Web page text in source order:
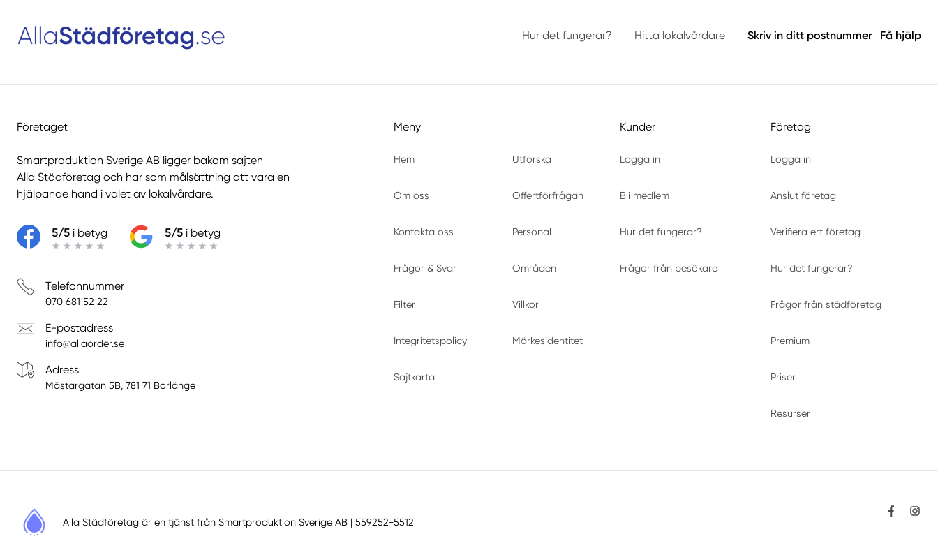
Hur det fungerar? Hitta lokalvårdare Skriv in ditt postnummer Få hjälp
Företaget
Smartproduktion Sverige AB ligger bakom sajten
Alla Städföretag och har som målsättning att vara en
hjälpande hand i valet av lokalvårdare.
5/5 i betyg 5/5 i betyg
Telefonnummer
070 681 52 22
E-postadress
info@allaorder.se
Adress
Mästargatan 5B, 781 71 Borlänge
Meny
Hem Utforska
Om oss Offertförfrågan
Kontakta oss Personal
Frågor & Svar Områden
Filter Villkor
Integritetspolicy Märkesidentitet
Sajtkarta
Kunder
Logga in
Bli medlem
Hur det fungerar?
Frågor från besökare
Företag
Logga in
Anslut företag
Verifiera ert företag
Hur det fungerar?
Frågor från städföretag
Premium
Priser
Resurser
Alla Städföretag är en tjänst från Smartproduktion Sverige AB | 559252-5512